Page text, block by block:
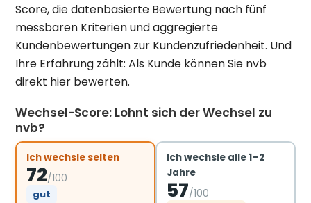
Score, die datenbasierte Bewertung nach fünf
messbaren Kriterien und aggregierte
Kundenbewertungen zur Kundenzufriedenheit. Und
Ihre Erfahrung zählt: Als Kunde können Sie nvb
direkt hier bewerten.
Wechsel-Score: Lohnt sich der Wechsel zu
nvb?
Ich wechsle selten
72/100
gut
Ich wechsle alle 1–2
Jahre
57/100